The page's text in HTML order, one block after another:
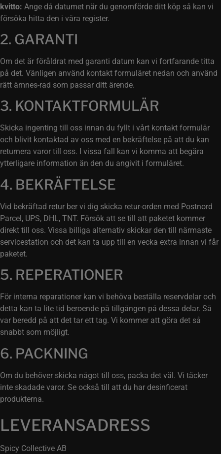
kvitto: Ange då datumet när du genomförde ditt köp så kan vi
försöka hitta den i våra register.
2. GARANTI
Om det är föråldrat med garanti datum kan vi fortfarande titta
på det. Vänligen använd kontakt formuläret nedan och använd
rätt ämnes-rad som passar ditt ärende.
3. KONTAKTFORMULÄR
Skicka ingenting till oss innan du fyllt i vårt kontakt formulär
och blivit kontaktad av oss med en bekräftelse på att du kan
returnera varor till oss. I vissa fall kan vi komma att begära
ytterligare information än den du angivit i formuläret.
4. BEKRÄFTELSE
Vid bekräftad retur ber vi dig skicka retur-orden med Postnord
Parcel, UPS, DHL, TNT. Försök att se till att paketet kommer
direkt till oss. Vissa billiga alternativ skickar den till närmaste
servicestation och det kan ta upp till en vecka extra innan vi får
paketet.
5. REPERATIONER
För interna reparationer kan vi behöva beställa reservdelar och
detta kan ta lite tid beroende på tillgången på dessa delar. Så
var beredd på att det tar ett tag. Vi kommer att göra det så
snabbt som möjligt.
6. PACKNING
Om du behöver skicka något till oss, packa det väl. Vi täcker
inte skadade varor. Se också till att du har desinficerat
produkterna.
LEVERANSADRESS
Spicy Collective AB